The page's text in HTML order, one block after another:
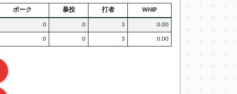
ボーク 暴投 打者 WHIP
0 0 3 0.00
0 0 3 0.00